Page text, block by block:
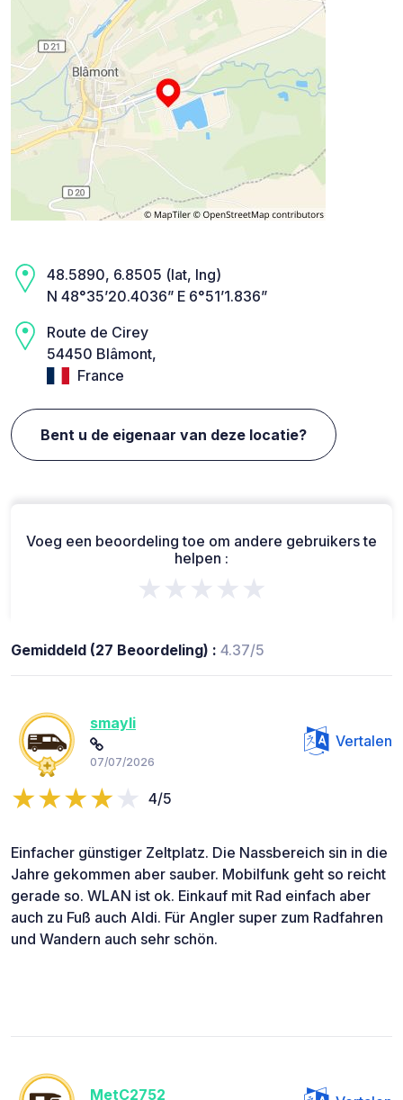
48.5890, 6.8505 (lat, lng)
N 48°35’20.4036” E 6°51’1.836”
Route de Cirey
54450 Blâmont,
France
Bent u de eigenaar van deze locatie?
Voeg een beoordeling toe om andere gebruikers te
helpen :
★★★★★
Gemiddeld (27 Beoordeling) : 4.37/5
smayli
07/07/2026
Vertalen
4/5
Einfacher günstiger Zeltplatz. Die Nassbereich sin in die
Jahre gekommen aber sauber. Mobilfunk geht so reicht
gerade so. WLAN ist ok. Einkauf mit Rad einfach aber
auch zu Fuß auch Aldi. Für Angler super zum Radfahren
und Wandern auch sehr schön.
MetC2752